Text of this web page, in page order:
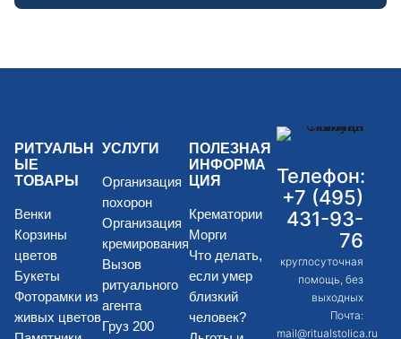
РИТУАЛЬН
ЫЕ
ТОВАРЫ
Венки
Корзины
цветов
Букеты
Фоторамки из
живых цветов
УСЛУГИ
Организация
похорон
Организация
кремирования
Вызов
ритуального
агента
Груз 200
ПОЛЕЗНАЯ
ИНФОРМА
ЦИЯ
Крематории
Морги
Что делать,
если умер
близкий
человек?
Телефон:
+7 (495)
431-93-
76
круглосуточная
помощь, без
выходных
Почта:
mail@ritualstolica.ru